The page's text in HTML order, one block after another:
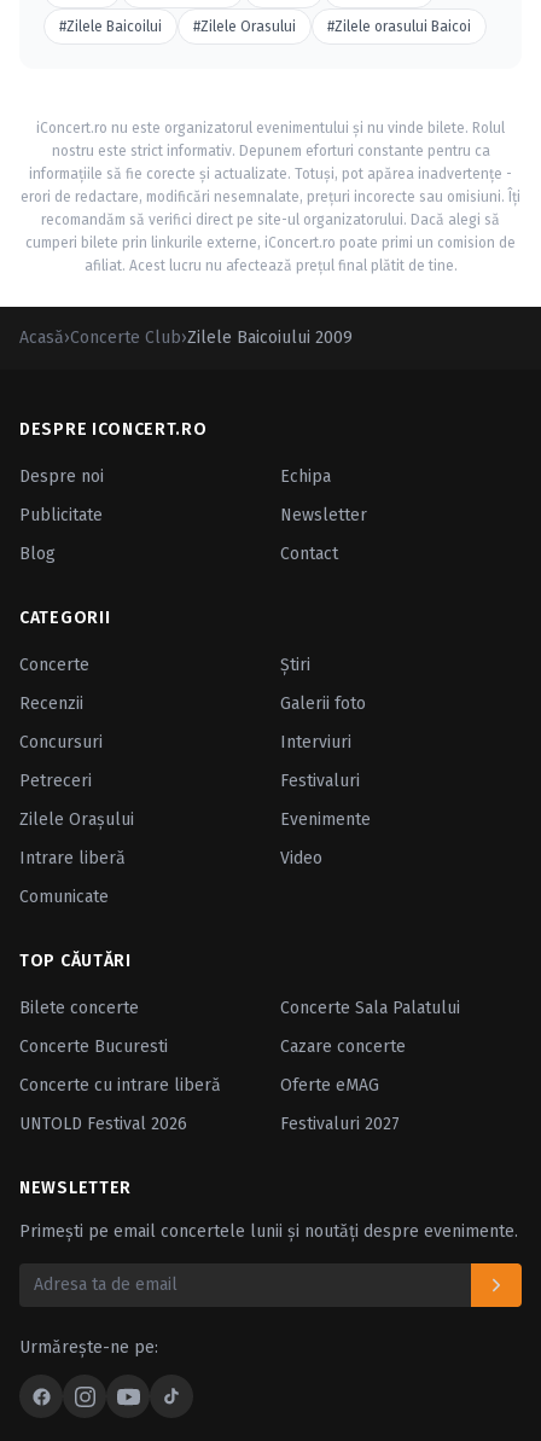
#Zilele Baicoilui #Zilele Orasului #Zilele orasului Baicoi
iConcert.ro nu este organizatorul evenimentului și nu vinde bilete. Rolul
nostru este strict informativ. Depunem eforturi constante pentru ca
informațiile să fie corecte și actualizate. Totuși, pot apărea inadvertențe -
erori de redactare, modificări nesemnalate, prețuri incorecte sau omisiuni. Îți
recomandăm să verifici direct pe site-ul organizatorului. Dacă alegi să
cumperi bilete prin linkurile externe, iConcert.ro poate primi un comision de
afiliat. Acest lucru nu afectează prețul final plătit de tine.
Acasă›Concerte Club›Zilele Baicoiului 2009
DESPRE ICONCERT.RO
Despre noi
Echipa
Publicitate
Newsletter
Blog
Contact
CATEGORII
Concerte
Ştiri
Recenzii
Galerii foto
Concursuri
Interviuri
Petreceri
Festivaluri
Zilele Oraşului
Evenimente
Intrare liberă
Video
Comunicate
TOP CĂUTĂRI
Bilete concerte
Concerte Sala Palatului
Concerte Bucuresti
Cazare concerte
Concerte cu intrare liberă
Oferte eMAG
UNTOLD Festival 2026
Festivaluri 2027
NEWSLETTER
Primești pe email concertele lunii și noutăți despre evenimente.
Urmărește-ne pe: